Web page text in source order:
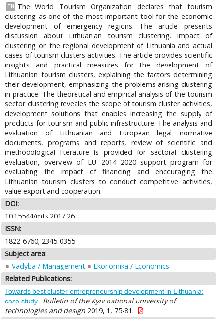
EN
The World Tourism Organization declares that tourism
clustering as one of the most important tool for the economic
development of emergency regions. The article presents
discussion about Lithuanian tourism clustering, impact of
clustering on the regional development of Lithuania and actual
cases of tourism clusters activities. The article provides scientific
insights and practical measures for the development of
Lithuanian tourism clusters, explaining the factors determining
their development, emphasizing the problems arising clustering
in practice. The theoretical and empirical analysis of the tourism
sector clustering reveales the scope of tourism cluster activities,
development solutions that enables increasing the supply of
products for tourism and public infrastructure. The analysis and
evaluation of Lithuanian and European legal normative
documents, programs and reports, review of scientific and
methodological literature is provided for sectoral clustering
evaluation, overview of EU 2014–2020 support program for
evaluating the impact of financing and encouraging the
Lithuanian tourism clusters to conduct competitive activities,
value export and cooperation.
DOI:
10.15544/mts.2017.26.
ISSN:
1822-6760; 2345-0355
Subject area:
Vadyba / Management
Ekonomika / Economics
Related Publications:
Towards best cluster entrepreneurship development in Lithuania:
case study. . Bulletin of the Kyiv national university of
technologies and design 2019, 1, 75-81.